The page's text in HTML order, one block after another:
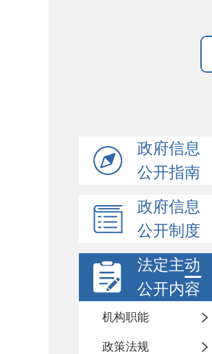
政府信息
公开指南
政府信息
公开制度
法定主动
公开内容
机构职能
政策法规